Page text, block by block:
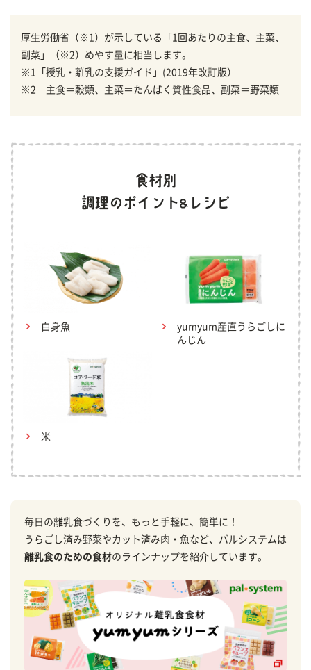
厚生労働省（※1）が示している「1回あたりの主食、主菜、
副菜」（※2）めやす量に相当します。
※1「授乳・離乳の支援ガイド」(2019年改訂版）
※2 主食＝穀類、主菜＝たんぱく質性食品、副菜＝野菜類
白身魚
yumyum産直うらごしに
んじん
米
毎日の離乳食づくりを、もっと手軽に、簡単に！
うらごし済み野菜やカット済み肉・魚など、パルシステムは
離乳食のための食材のラインナップを紹介しています。